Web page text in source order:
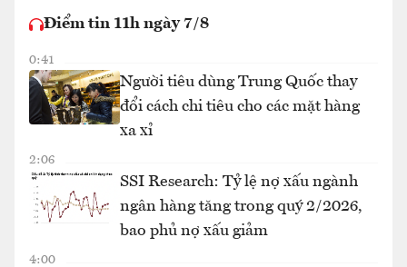
Điểm tin 11h ngày 7/8
0:41
Người tiêu dùng Trung Quốc thay
đổi cách chi tiêu cho các mặt hàng
xa xỉ
2:06
SSI Research: Tỷ lệ nợ xấu ngành
ngân hàng tăng trong quý 2/2026,
bao phủ nợ xấu giảm
4:00